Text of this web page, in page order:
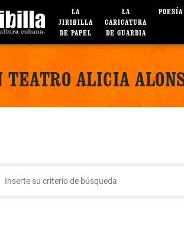
LA
JIRIBILLA
DE PAPEL
LA
CARICATURA
DE GUARDIA
POESÍA
TEATRO ALICIA